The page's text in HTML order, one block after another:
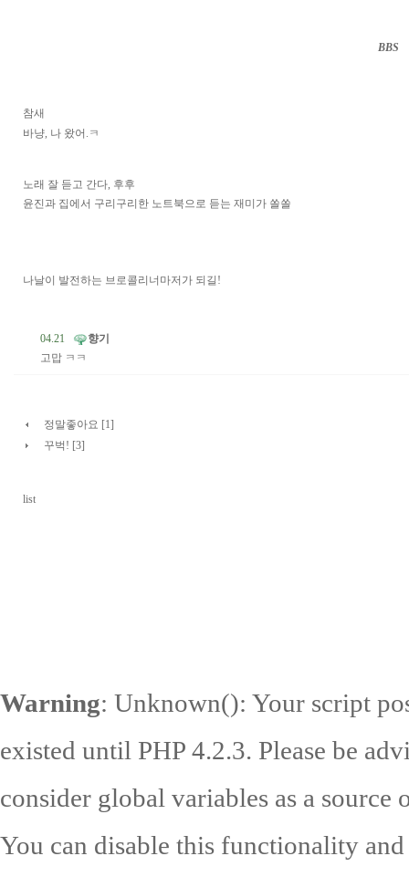
BBS
참새
바냥, 나 왔어.ㅋ
노래 잘 듣고 간다, 후후
윤진과 집에서 구리구리한 노트북으로 듣는 재미가 쏠쏠
나날이 발전하는 브로콜리너마저가 되길!
04.21
향기
고맙 ㅋㅋ
정말좋아요 [1]
꾸벅! [3]
list
Warning: Unknown(): Your script
existed until PHP 4.2.3. Please be
consider global variables as a source
You can disable this functionality